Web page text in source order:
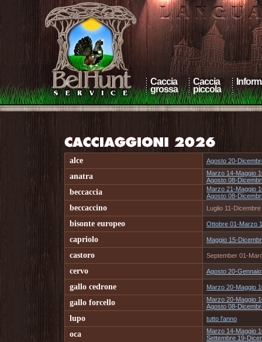
Caccia
grossa
Caccia
piccola
alce Agosto 20-
anatra
Marzo 14-Maggio
Agosto 08-
beccaccia
Marzo 21-Maggio
Agosto 08-
beccaccino Luglio 11-Dicembre
bisonte europeo Ottobre 01-Marzo
capriolo Maggio 15-
castoro September 01-
cervo Agosto 20-
gallo cedrone Marzo 20-Maggio
gallo forcello
Marzo 20-Maggio
Agosto 08-
lupo tutto l'anno
oca
Marzo 14-Maggio
Settembre 19-